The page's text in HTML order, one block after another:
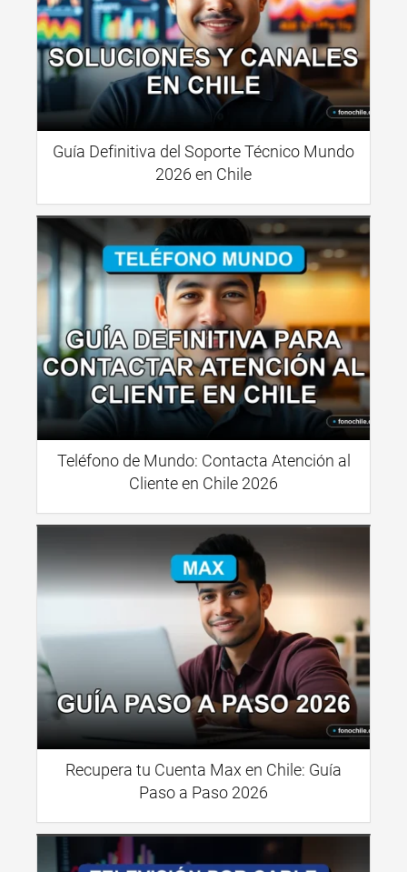
Guía Definitiva del Soporte Técnico Mundo
2026 en Chile
Teléfono de Mundo: Contacta Atención al
Cliente en Chile 2026
Recupera tu Cuenta Max en Chile: Guía
Paso a Paso 2026